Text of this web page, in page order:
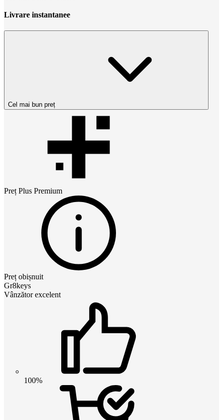
Livrare instantanee
Cel mai bun preț
Preț Plus Premium
Preț obișnuit
Gr8keys
Vânzător excelent
100%